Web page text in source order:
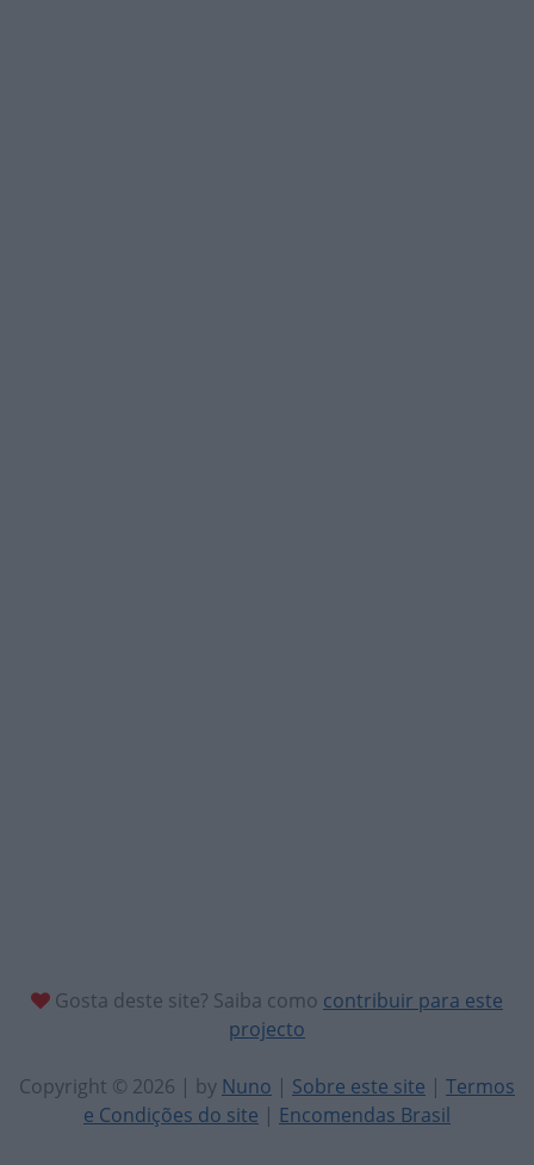
Gosta deste site? Saiba como contribuir para este
projecto
Copyright © 2026 | by Nuno | Sobre este site | Termos
e Condições do site | Encomendas Brasil